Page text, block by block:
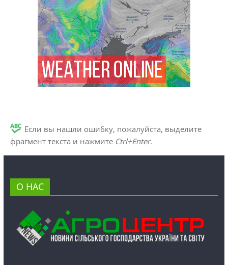
Если вы нашли ошибку, пожалуйста, выделите
фрагмент текста и нажмите Ctrl+Enter.
О НАС